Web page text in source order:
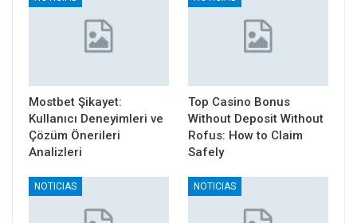
Mostbet Şikayet:
Kullanıcı Deneyimleri ve
Çözüm Önerileri
Analizleri
Top Casino Bonus
Without Deposit Without
Rofus: How to Claim
Safely
NOTICIAS NOTICIAS